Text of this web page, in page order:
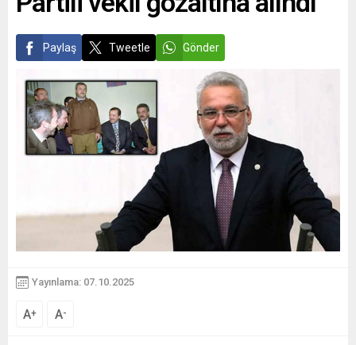
Paylaş Tweetle Gönder
Yayınlama: 07.10.2025
A+ A-